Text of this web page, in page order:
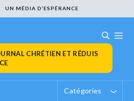
UN MÉDIA D’ESPÉRANCE
CHRÉTIEN ET RÉDUIS
Catégories